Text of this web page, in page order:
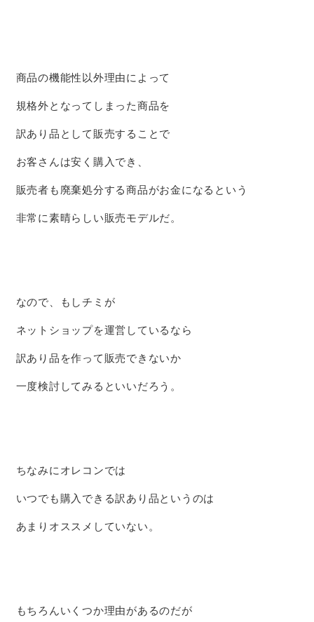
商品の機能性以外理由によって
規格外となってしまった商品を
訳あり品として販売することで
お客さんは安く購入でき、
販売者も廃棄処分する商品がお金になるという
非常に素晴らしい販売モデルだ。
なので、もしチミが
ネットショップを運営しているなら
訳あり品を作って販売できないか
一度検討してみるといいだろう。
ちなみにオレコンでは
いつでも購入できる訳あり品というのは
あまりオススメしていない。
もちろんいくつか理由があるのだが